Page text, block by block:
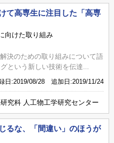
て高専生に注目した「高専
向けた取り組み
決のための取り組みについて語
という新しい技術を伝達...
日:2019/08/28 追加日:2019/11/24
究科 人工物工学研究センター
るな、「間違い」のほうが